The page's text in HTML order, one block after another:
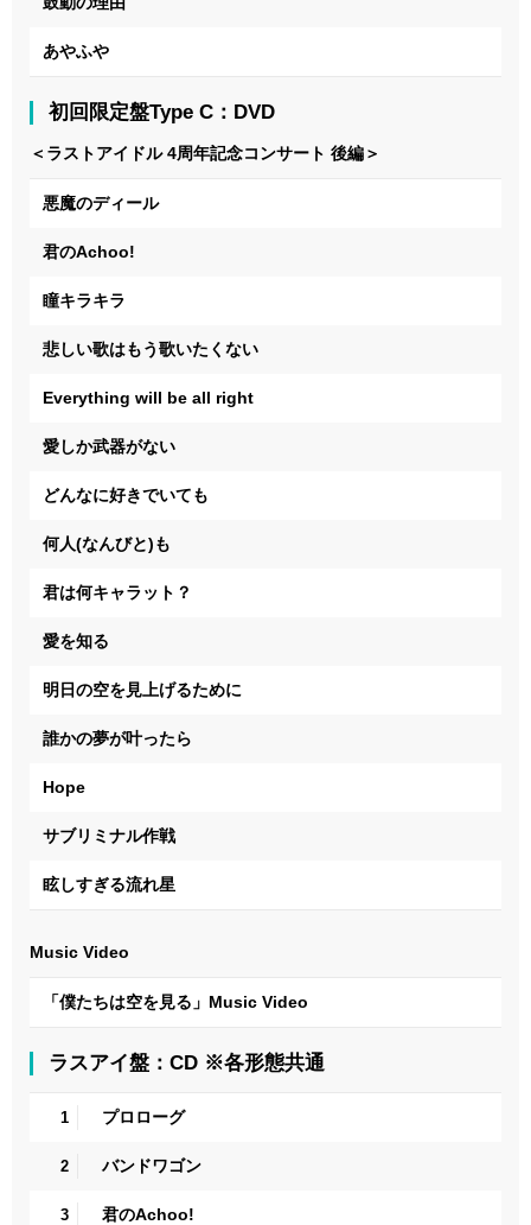
あやふや
初回限定盤Type C：DVD
＜ラストアイドル 4周年記念コンサート 後編＞
悪魔のディール
君のAchoo!
瞳キラキラ
悲しい歌はもう歌いたくない
Everything will be all right
愛しか武器がない
どんなに好きでいても
何人(なんびと)も
君は何キャラット？
愛を知る
明日の空を見上げるために
誰かの夢が叶ったら
Hope
サブリミナル作戦
眩しすぎる流れ星
Music Video
「僕たちは空を見る」Music Video
ラスアイ盤：CD ※各形態共通
1 プロローグ
2 バンドワゴン
3 君のAchoo!